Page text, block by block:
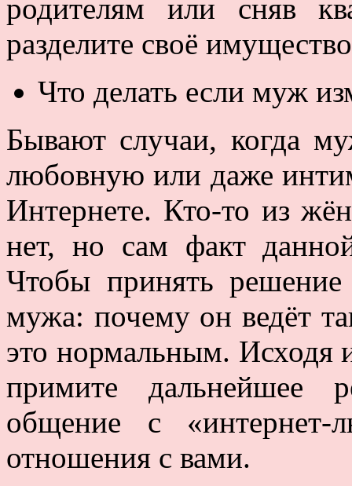
родителям или сняв
разделите своё
Что делать если муж
Бывают случаи, когда
любовную или даже
Интернете. Кто-то из
нет, но сам факт
Чтобы принять
мужа: почему он ведёт
это нормальным. Исходя
примите дальнейшее
общение с «интернет-
отношения с вами.